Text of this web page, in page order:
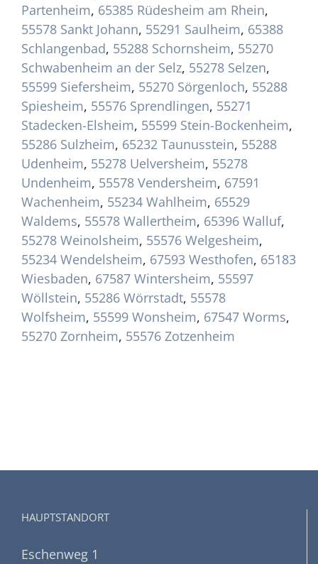
Partenheim, 65385 Rüdesheim am Rhein,
55578 Sankt Johann, 55291 Saulheim, 65388
Schlangenbad, 55288 Schornsheim, 55270
Schwabenheim an der Selz, 55278 Selzen,
55599 Siefersheim, 55270 Sörgenloch, 55288
Spiesheim, 55576 Sprendlingen, 55271
Stadecken-Elsheim, 55599 Stein-Bockenheim,
55286 Sulzheim, 65232 Taunusstein, 55288
Udenheim, 55278 Uelversheim, 55278
Undenheim, 55578 Vendersheim, 67591
Wachenheim, 55234 Wahlheim, 65529
Waldems, 55578 Wallertheim, 65396 Walluf,
55278 Weinolsheim, 55576 Welgesheim,
55234 Wendelsheim, 67593 Westhofen, 65183
Wiesbaden, 67587 Wintersheim, 55597
Wöllstein, 55286 Wörrstadt, 55578
Wolfsheim, 55599 Wonsheim, 67547 Worms,
55270 Zornheim, 55576 Zotzenheim
HAUPTSTANDORT
Eschenweg 1